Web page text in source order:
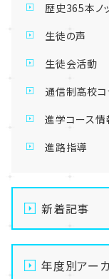
歴史365本ノ
生徒の声
生徒会活動
通信制高校コ
進学コース情
進路指導
新着記事
【新潟】SNS
【新潟】新潟】
年度別アー